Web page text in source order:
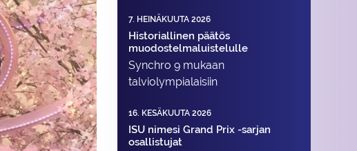
7. HEINÄKUUTA 2026
Historiallinen päätös
muodostelmaluistelulle
Synchro 9 mukaan
talviolympialaisiin
16. KESÄKUUTA 2026
ISU nimesi Grand Prix -sarjan
osallistujat